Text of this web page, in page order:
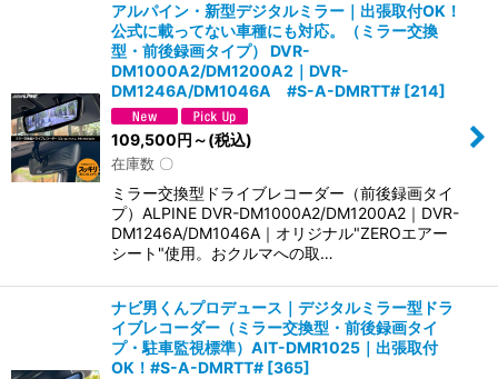
絞り込む
アルパイン・新型デジタルミラー｜出張取付OK！
公式に載ってない車種にも対応。（ミラー交換
型・前後録画タイプ） DVR-
DM1000A2/DM1200A2｜DVR-
DM1246A/DM1046A #S-A-DMRTT# [214]
109,500円 ～(税込)
在庫数 〇
ミラー交換型ドライブレコーダー（前後録画タイ
プ）ALPINE DVR-DM1000A2/DM1200A2｜DVR-
DM1246A/DM1046A｜オリジナル"ZEROエアー
シート"使用。おクルマへの取…
ナビ男くんプロデュース｜デジタルミラー型ドラ
イブレコーダー（ミラー交換型・前後録画タイ
プ・駐車監視標準）AIT-DMR1025｜出張取付
OK！#S-A-DMRTT# [365]